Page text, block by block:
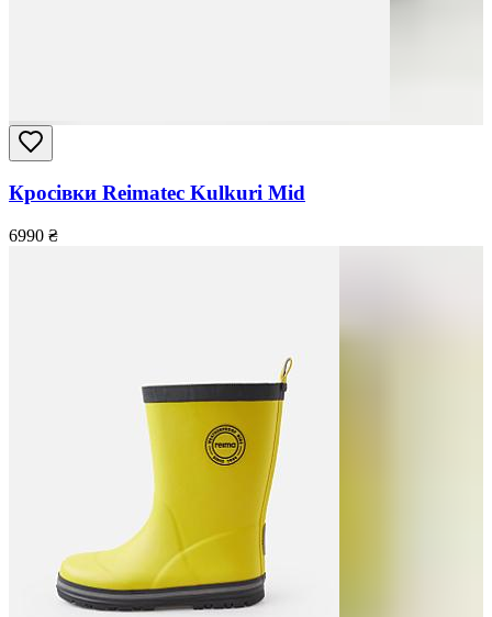
Кросівки Reimatec Kulkuri Mid
6990 ₴